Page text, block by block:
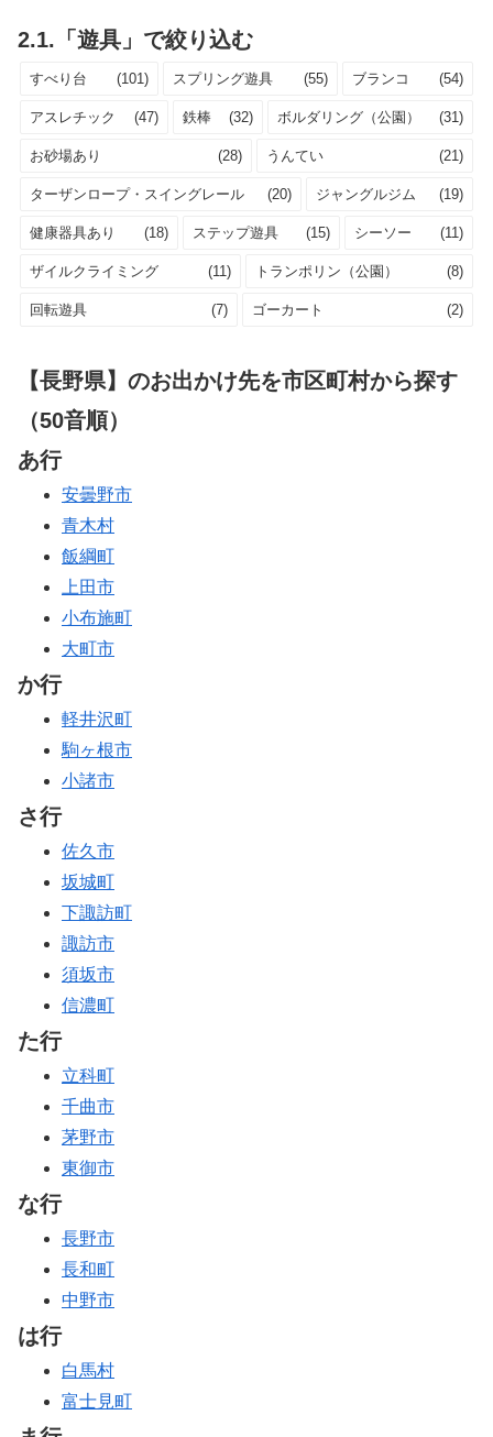
2.1.「遊具」で絞り込む
すべり台 (101) スプリング遊具 (55) ブランコ (54)
アスレチック (47) 鉄棒 (32) ボルダリング（公園） (31)
お砂場あり (28) うんてい (21)
ターザンロープ・スイングレール (20) ジャングルジム (19)
健康器具あり (18) ステップ遊具 (15) シーソー (11)
ザイルクライミング (11) トランポリン（公園） (8)
回転遊具 (7) ゴーカート (2)
【長野県】のお出かけ先を市区町村から探す
（50音順）
あ行
安曇野市
青木村
飯綱町
上田市
小布施町
大町市
か行
軽井沢町
駒ヶ根市
小諸市
さ行
佐久市
坂城町
下諏訪町
諏訪市
須坂市
信濃町
た行
立科町
千曲市
茅野市
東御市
な行
長野市
長和町
中野市
は行
白馬村
富士見町